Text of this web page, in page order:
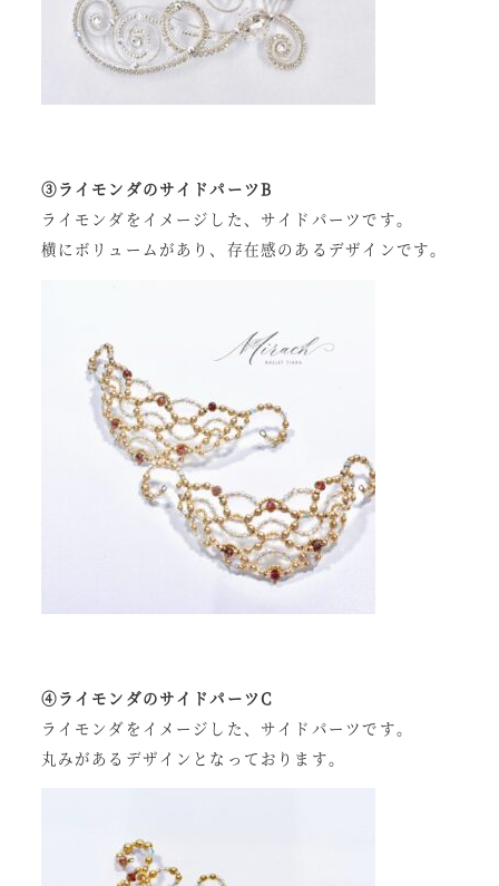
③ライモンダのサイドパーツB
ライモンダをイメージした、サイドパーツです。
横にボリュームがあり、存在感のあるデザインです。
④ライモンダのサイドパーツC
ライモンダをイメージした、サイドパーツです。
丸みがあるデザインとなっております。